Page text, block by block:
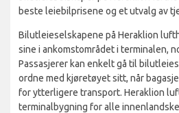
beste leiebilprisene og et utvalg av
Bilutleieselskapene på Heraklion
sine i ankomstområdet i terminalen,
Passasjerer kan enkelt gå til
ordne med kjøretøyet sitt, når
for ytterligere transport. Heraklion
terminalbygning for alle